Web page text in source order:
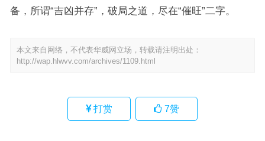
备，所谓“吉凶并存”，破局之道，尽在“催旺”二字。
本文来自网络，不代表华威网立场，转载请注明出处：
http://wap.hlwvv.com/archives/1109.html
打赏 7赞